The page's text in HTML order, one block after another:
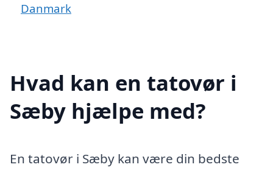
Danmark
Hvad kan en tatovør i
Sæby hjælpe med?
En tatovør i Sæby kan være din bedste